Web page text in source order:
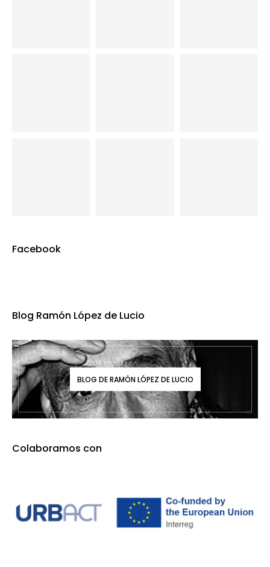
Facebook
Blog Ramón López de Lucio
BLOG DE RAMÓN LÓPEZ DE LUCIO
Colaboramos con